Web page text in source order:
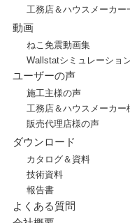
工務店＆ハウスメーカー
動画
ねこ免震動画集
Wallstatシミュレーショ
ユーザーの声
施工主様の声
工務店＆ハウスメーカー
販売代理店様の声
ダウンロード
カタログ＆資料
技術資料
報告書
よくある質問